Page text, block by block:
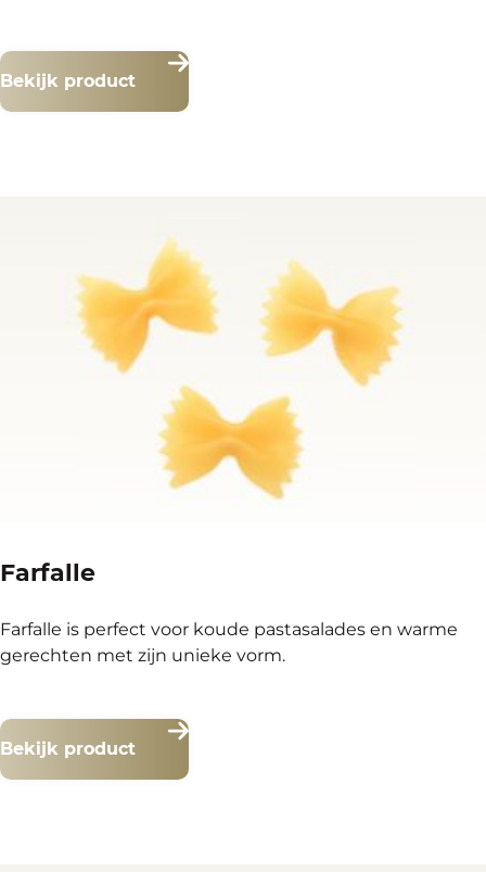
Bekijk product
Farfalle
Farfalle is perfect voor koude pastasalades en warme
gerechten met zijn unieke vorm.
Bekijk product